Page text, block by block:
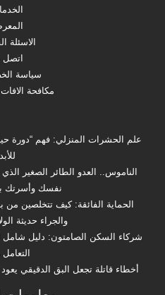
الاسئلة
اتصل
سياسة
مكافحة
علم الحشرات المنزلي: فهم “دورة
للأبد
الناموس.. العدو الطائر الصغير
نفسك وأسرتك
الحماية الفائقة: كيف تتخلصين
والجراء حديثة
شركاء السكن الصامتون: دليل شامل
أخطاء قاتلة تجعل البق الدقيقي يعود